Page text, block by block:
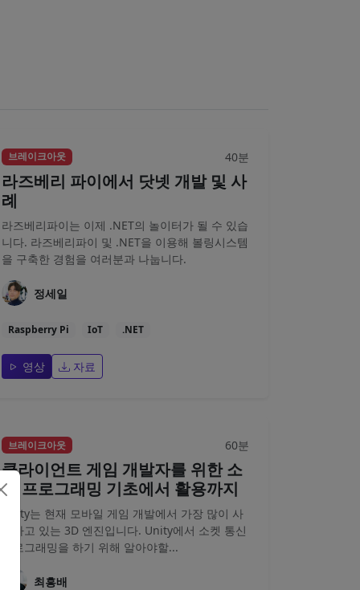
브레이크아웃 40분
라즈베리 파이에서 닷넷 개발 및 사
례
라즈베리파이는 이제 .NET의 놀이터가 될 수 있습
니다. 라즈베리파이 및 .NET을 이용해 볼링시스템
을 구축한 경험을 여러분과 나눕니다.
정세일
Raspberry Pi IoT .NET
영상 자료
브레이크아웃 60분
클라이언트 게임 개발자를 위한 소
켓 프로그래밍 기초에서 활용까지
Unity는 현재 모바일 게임 개발에서 가장 많이 사
용하고 있는 3D 엔진입니다. Unity에서 소켓 통신
프로그래밍을 하기 위해 알아야할...
최흥배